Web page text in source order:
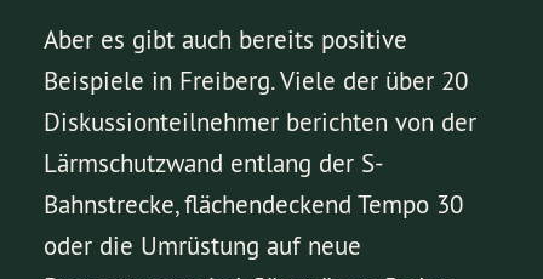
Aber es gibt auch bereits positive
Beispiele in Freiberg. Viele der über 20
Diskussionteilnehmer berichten von der
Lärmschutzwand entlang der S-
Bahnstrecke, flächendeckend Tempo 30
oder die Umrüstung auf neue